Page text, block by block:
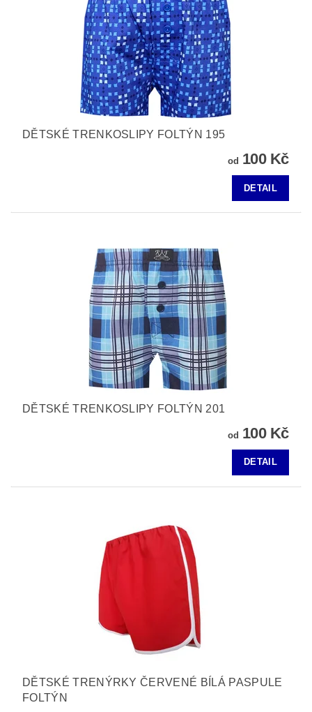
DĚTSKÉ TRENKOSLIPY FOLTÝN 195
od 100 Kč
DETAIL
DĚTSKÉ TRENKOSLIPY FOLTÝN 201
od 100 Kč
DETAIL
DĚTSKÉ TRENÝRKY ČERVENÉ BÍLÁ PASPULE
FOLTÝN